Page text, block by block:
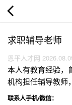
求职辅导老师
恩平人才网
本人有教育经验，
机构担任辅导教师
联系人手机/微信：